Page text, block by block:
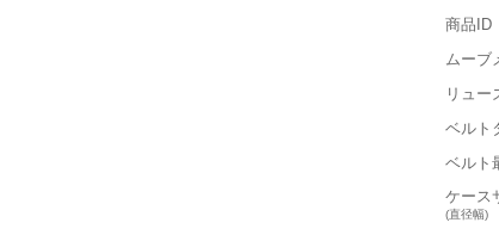
商品ID
ムーブ
リュー
ベルト
ベルト
ケース
(直径幅)
保証
■重
■ケ